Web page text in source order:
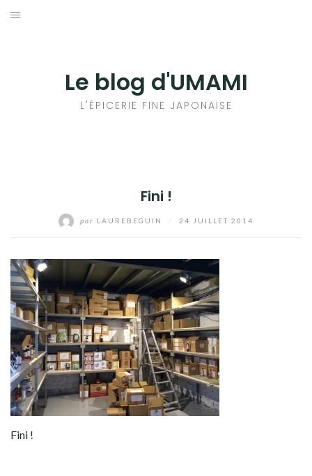
Aller
Le blog d'UMAMI
L'ÉPICERIE FINE JAPONAISE
Fini !
par LAUREBEGUIN 24 JUILLET 2014
Fini !